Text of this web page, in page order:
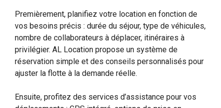
Premièrement, planifiez votre location en fonction de
vos besoins précis : durée du séjour, type de véhicules,
nombre de collaborateurs à déplacer, itinéraires à
privilégier. AL Location propose un système de
réservation simple et des conseils personnalisés pour
ajuster la flotte à la demande réelle.
Ensuite, profitez des services d’assistance pour vos